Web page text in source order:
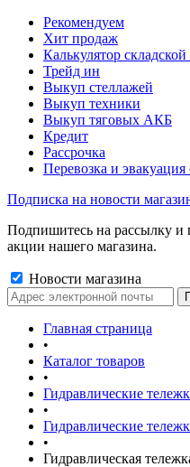
Рекомендуем
Хит продаж
Калькулятор
Трейд ин
Выкуп стеллажей
Выкуп техники
Выкуп тяговых АКБ
Кредит
Рассрочка
Перевозка и
Подписка на новости
Подпишитесь на рассылку и
акции нашего магазина.
Новости магазина
Главная страница
•
Каталог товаров
•
Гидравлические
•
Гидравлические
•
Гидравлическая